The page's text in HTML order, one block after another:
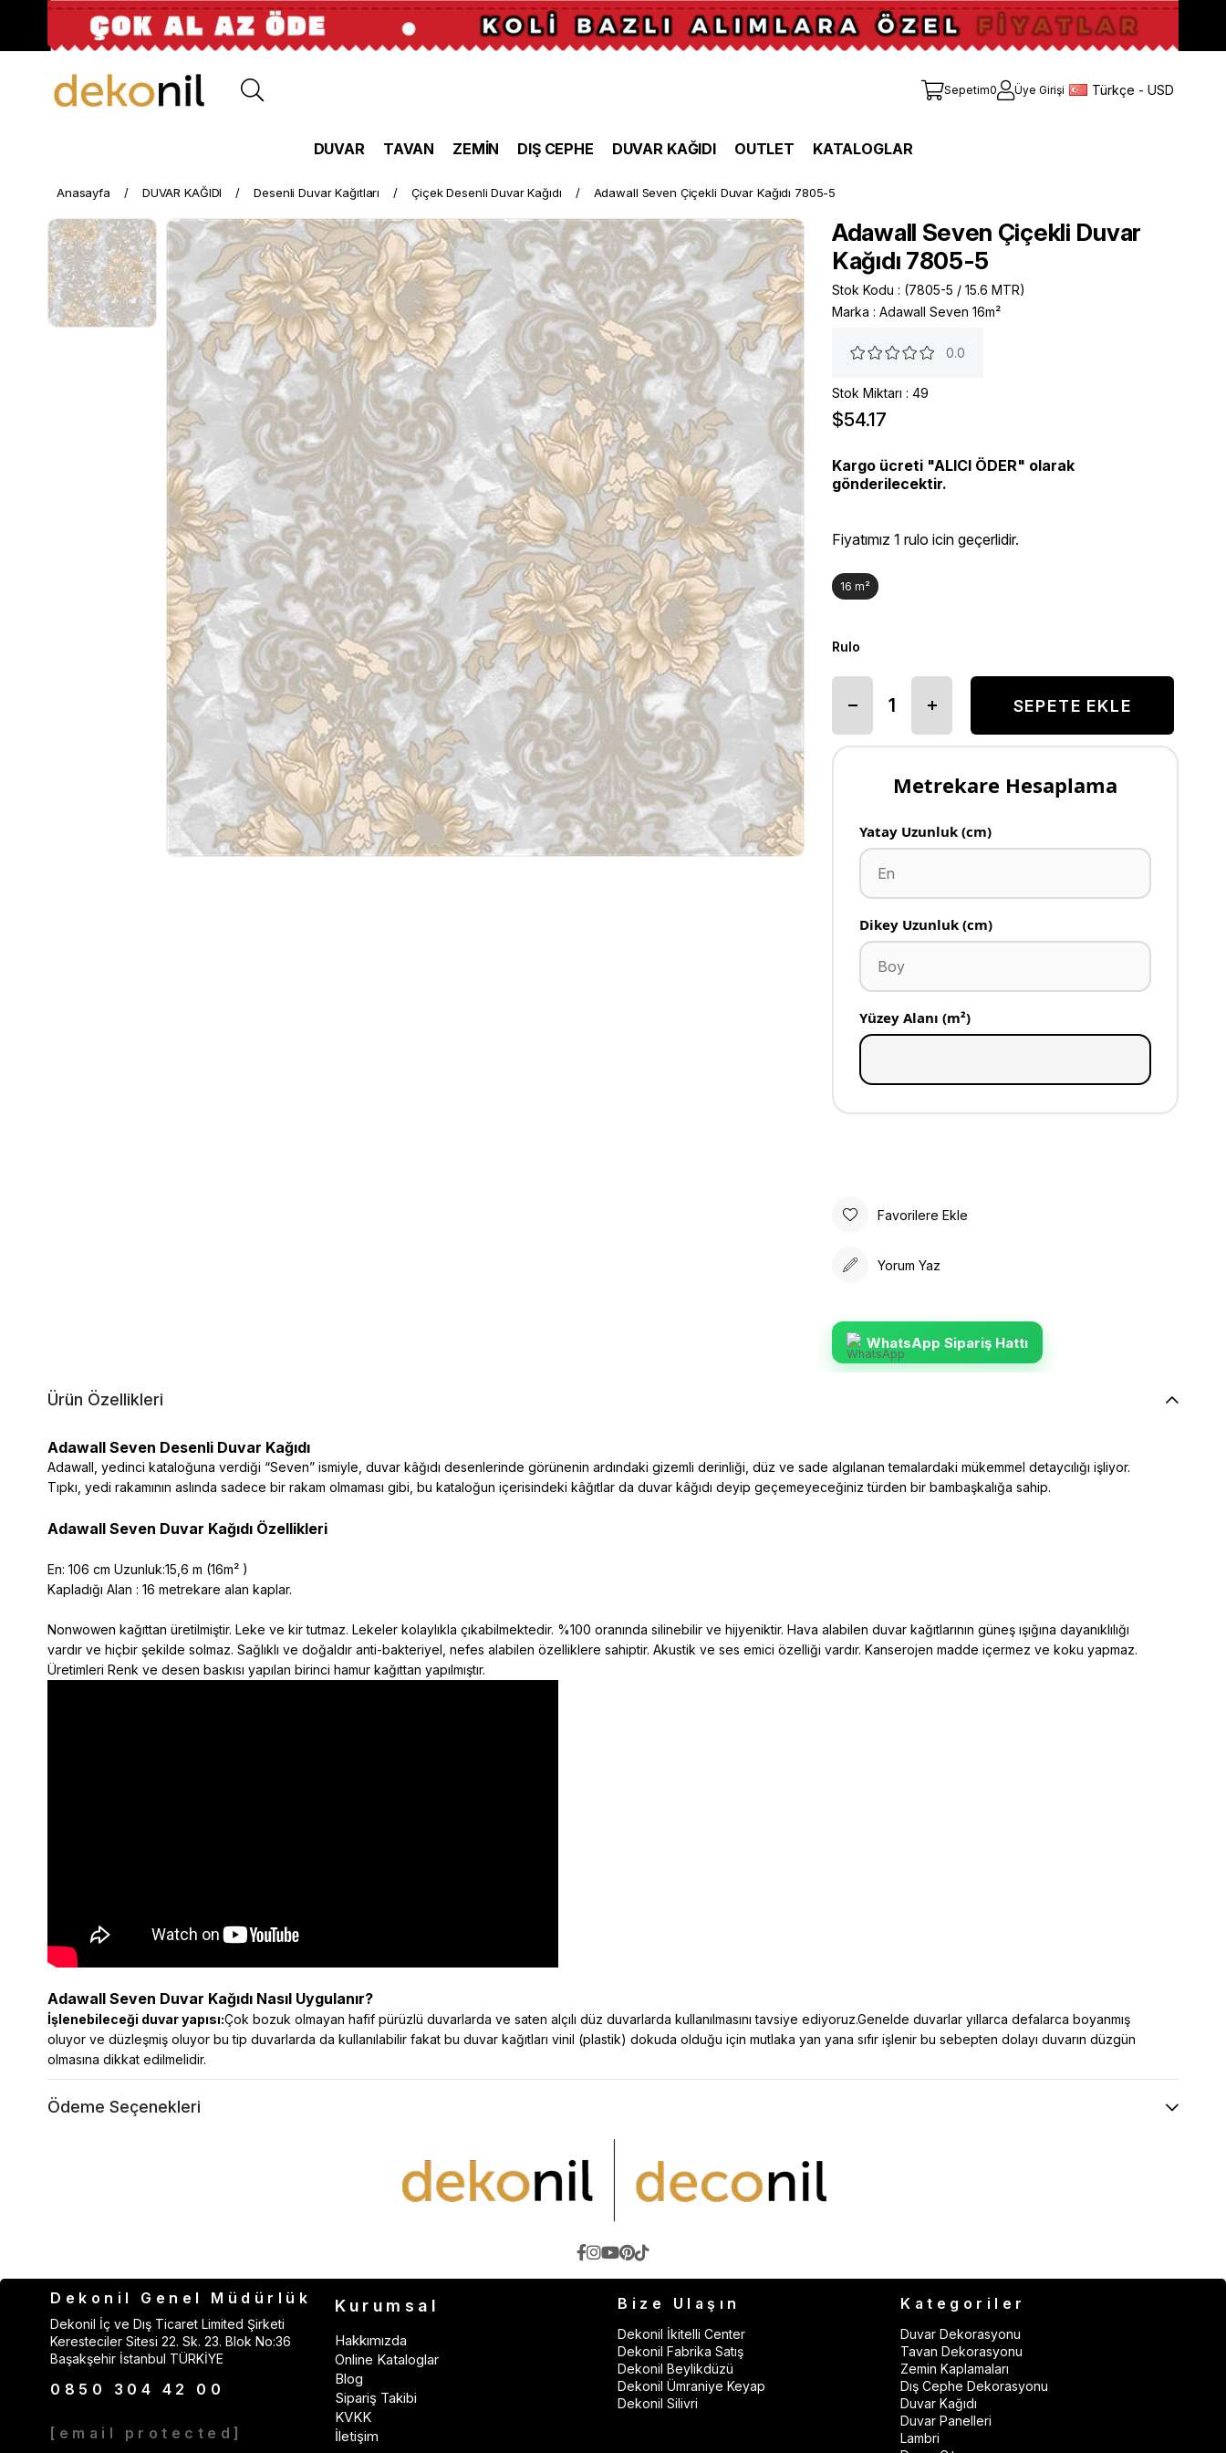
Sepetim0 Üye Girişi Türkçe - USD
DUVAR TAVAN ZEMİN DIŞ CEPHE DUVAR KAĞIDI OUTLET KATALOGLAR
Anasayfa DUVAR KAĞIDI Desenli Duvar Kağıtları Çiçek Desenli Duvar Kağıdı Adawall Seven Çiçekli Duvar Kağıdı 7805-5
Adawall Seven Çiçekli Duvar
Kağıdı 7805-5
Stok Kodu
(7805-5 / 15.6 MTR)
Marka : Adawall Seven 16m²
0.0
Stok Miktarı : 49
$54.17
Kargo ücreti "ALICI ÖDER" olarak
gönderilecektir.
Fiyatımız 1 rulo icin geçerlidir.
16 m²
Rulo
Metrekare Hesaplama
Yatay Uzunluk (cm)
Dikey Uzunluk (cm)
Yüzey Alanı (m²)
Favorilere Ekle
Yorum Yaz
WhatsApp Sipariş Hattı
Ürün Özellikleri
Adawall Seven Desenli Duvar Kağıdı
Adawall, yedinci kataloğuna verdiği “Seven” ismiyle, duvar kâğıdı desenlerinde görünenin ardındaki gizemli derinliği, düz ve sade algılanan temalardaki mükemmel detaycılığı işliyor.
Tıpkı, yedi rakamının aslında sadece bir rakam olmaması gibi, bu kataloğun içerisindeki kâğıtlar da duvar kâğıdı deyip geçemeyeceğiniz türden bir bambaşkalığa sahip.
Adawall Seven Duvar Kağıdı Özellikleri
En: 106 cm Uzunluk:15,6 m (16m² )
Kapladığı Alan : 16 metrekare alan kaplar.
Nonwowen kağıttan üretilmiştir. Leke ve kir tutmaz. Lekeler kolaylıkla çıkabilmektedir. %100 oranında silinebilir ve hijyeniktir. Hava alabilen duvar kağıtlarının güneş ışığına dayanıklılığı
vardır ve hiçbir şekilde solmaz. Sağlıklı ve doğaldır anti-bakteriyel, nefes alabilen özelliklere sahiptir. Akustik ve ses emici özelliği vardır. Kanserojen madde içermez ve koku yapmaz.
Üretimleri Renk ve desen baskısı yapılan birinci hamur kağıttan yapılmıştır.
Adawall Seven Duvar Kağıdı Nasıl Uygulanır?
İşlenebileceği duvar yapısı:Çok bozuk olmayan hafif pürüzlü duvarlarda ve saten alçılı düz duvarlarda kullanılmasını tavsiye ediyoruz.Genelde duvarlar yıllarca defalarca boyanmış
oluyor ve düzleşmiş oluyor bu tip duvarlarda da kullanılabilir fakat bu duvar kağıtları vinil (plastik) dokuda olduğu için mutlaka yan yana sıfır işlenir bu sebepten dolayı duvarın düzgün
olmasına dikkat edilmelidir.
Ödeme Seçenekleri
Dekonil Genel Müdürlük
Dekonil İç ve Dış Ticaret Limited Şirketi
Keresteciler Sitesi 22. Sk. 23. Blok No:36
Başakşehir İstanbul TÜRKİYE
0850 304 42 00
[email protected]
Kurumsal
Hakkımızda
Online Kataloglar
Blog
Sipariş Takibi
KVKK
İletişim
Bize Ulaşın
Dekonil İkitelli Center
Dekonil Fabrika Satış
Dekonil Beylikdüzü
Dekonil Ümraniye Keyap
Dekonil Silivri
Kategoriler
Duvar Dekorasyonu
Tavan Dekorasyonu
Zemin Kaplamaları
Dış Cephe Dekorasyonu
Duvar Kağıdı
Duvar Panelleri
Lambri